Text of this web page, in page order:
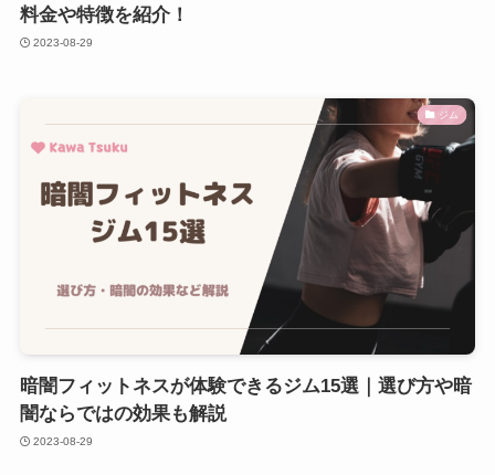
料金や特徴を紹介！
2023-08-29
ジム
暗闇フィットネスが体験できるジム15選｜選び方や暗
闇ならではの効果も解説
2023-08-29